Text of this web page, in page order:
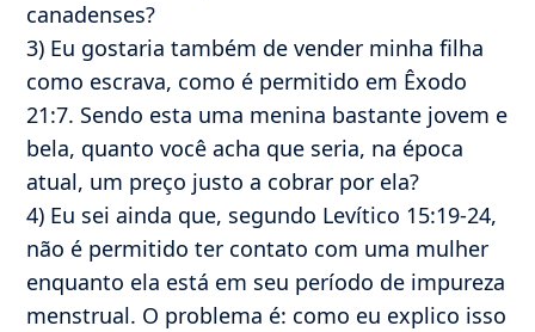
canadenses?
3) Eu gostaria também de vender minha filha
como escrava, como é permitido em Êxodo
21:7. Sendo esta uma menina bastante jovem e
bela, quanto você acha que seria, na época
atual, um preço justo a cobrar por ela?
4) Eu sei ainda que, segundo Levítico 15:19-24,
não é permitido ter contato com uma mulher
enquanto ela está em seu período de impureza
menstrual. O problema é: como eu explico isso